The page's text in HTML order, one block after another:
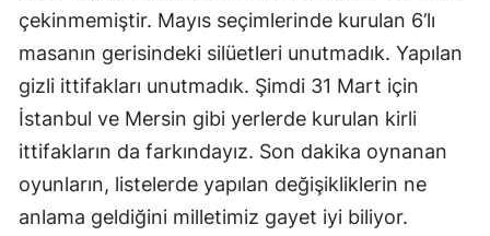
çekinmemiştir. Mayıs seçimlerinde kurulan 6’lı
masanın gerisindeki silüetleri unutmadık. Yapılan
gizli ittifakları unutmadık. Şimdi 31 Mart için
İstanbul ve Mersin gibi yerlerde kurulan kirli
ittifakların da farkındayız. Son dakika oynanan
oyunların, listelerde yapılan değişikliklerin ne
anlama geldiğini milletimiz gayet iyi biliyor.